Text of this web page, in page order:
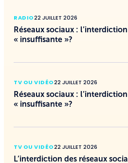
RADIO22 JUILLET 2026
Réseaux sociaux :
« insuffisante »?
TV OU VIDÉO22 JUILLET 2026
Réseaux sociaux :
« insuffisante »?
TV OU VIDÉO22 JUILLET 2026
L’interdiction des réseaux